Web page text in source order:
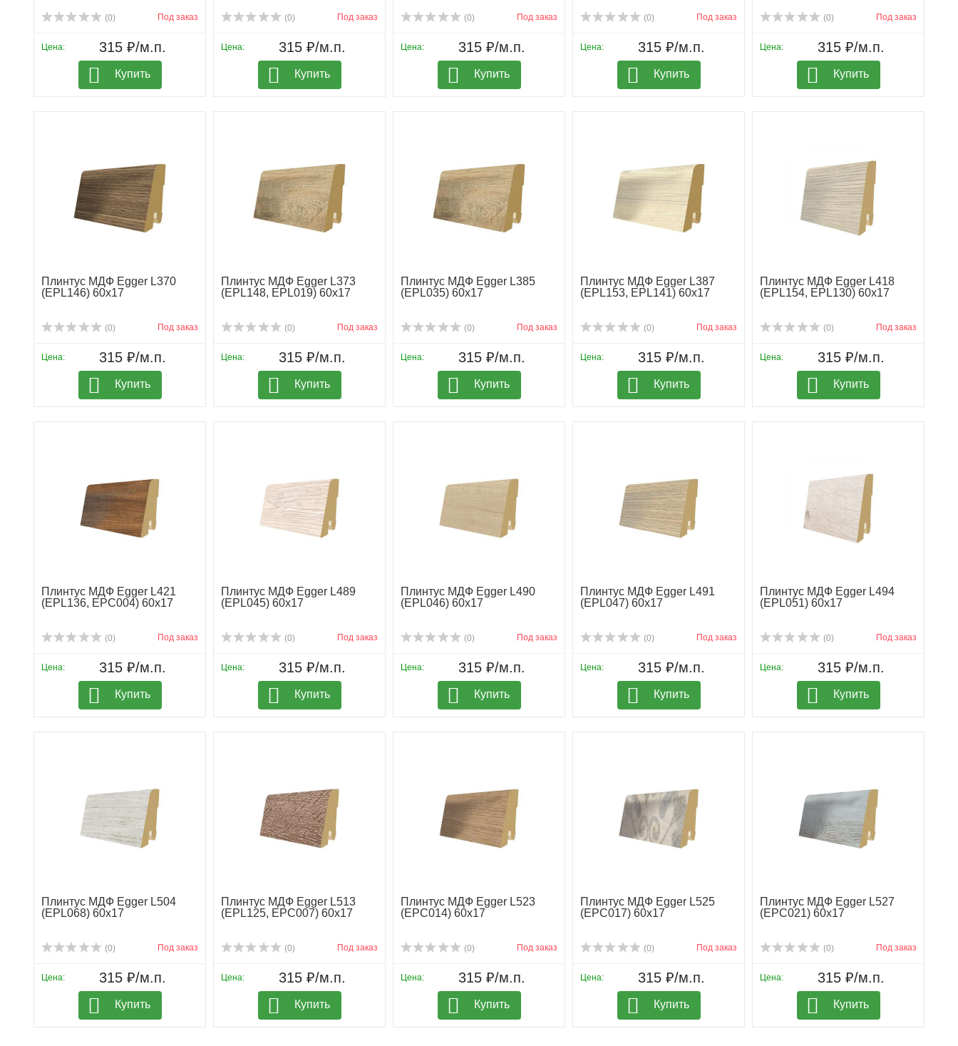
(0) Под заказ
Цена: 315 ₽/м.п.
Купить
(0) Под заказ
Цена: 315 ₽/м.п.
Купить
(0) Под заказ
Цена: 315 ₽/м.п.
Купить
(0) Под заказ
Цена: 315 ₽/м.п.
Купить
(0) Под заказ
Цена: 315 ₽/м.п.
Купить
Плинтус МДФ Egger L370
(EPL146) 60х17
(0) Под заказ
Цена: 315 ₽/м.п.
Купить
Плинтус МДФ Egger L373
(EPL148, EPL019) 60х17
(0) Под заказ
Цена: 315 ₽/м.п.
Купить
Плинтус МДФ Egger L385
(EPL035) 60х17
(0) Под заказ
Цена: 315 ₽/м.п.
Купить
Плинтус МДФ Egger L387
(EPL153, EPL141) 60х17
(0) Под заказ
Цена: 315 ₽/м.п.
Купить
Плинтус МДФ Egger L418
(EPL154, EPL130) 60х17
(0) Под заказ
Цена: 315 ₽/м.п.
Купить
Плинтус МДФ Egger L421
(EPL136, EPC004) 60х17
(0) Под заказ
Цена: 315 ₽/м.п.
Купить
Плинтус МДФ Egger L489
(EPL045) 60х17
(0) Под заказ
Цена: 315 ₽/м.п.
Купить
Плинтус МДФ Egger L490
(EPL046) 60х17
(0) Под заказ
Цена: 315 ₽/м.п.
Купить
Плинтус МДФ Egger L491
(EPL047) 60х17
(0) Под заказ
Цена: 315 ₽/м.п.
Купить
Плинтус МДФ Egger L494
(EPL051) 60х17
(0) Под заказ
Цена: 315 ₽/м.п.
Купить
Плинтус МДФ Egger L504
(EPL068) 60х17
(0) Под заказ
Цена: 315 ₽/м.п.
Купить
Плинтус МДФ Egger L513
(EPL125, EPC007) 60х17
(0) Под заказ
Цена: 315 ₽/м.п.
Купить
Плинтус МДФ Egger L523
(EPC014) 60х17
(0) Под заказ
Цена: 315 ₽/м.п.
Купить
Плинтус МДФ Egger L525
(EPC017) 60х17
(0) Под заказ
Цена: 315 ₽/м.п.
Купить
Плинтус МДФ Egger L527
(EPC021) 60х17
(0) Под заказ
Цена: 315 ₽/м.п.
Купить